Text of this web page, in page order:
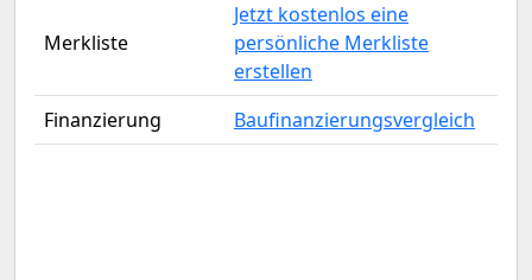
Merkliste
Jetzt kostenlos eine
persönliche Merkliste
erstellen
Finanzierung
Baufinanzierungsvergleich